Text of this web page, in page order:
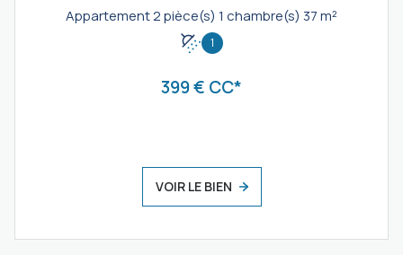
Appartement 2 pièce(s) 1 chambre(s) 37 m²
1
399 € CC*
VOIR LE BIEN